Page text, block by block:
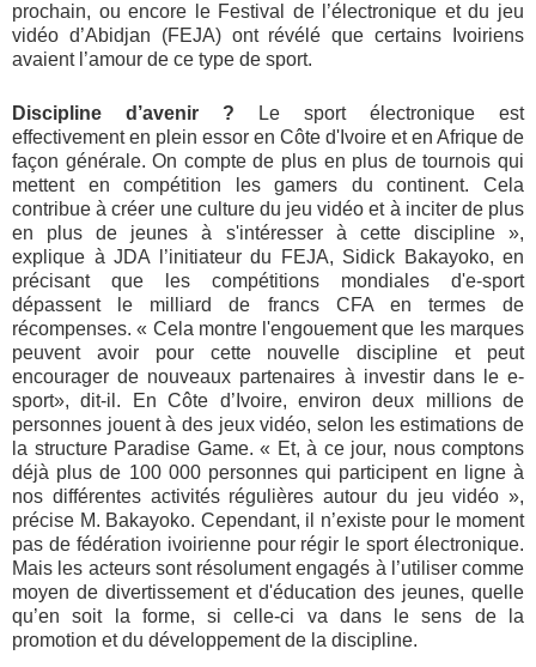
prochain, ou encore
le Festival de l’électronique et du jeu
vidéo d’Abidjan (FEJA) ont révélé que certains Ivoiriens
avaient l’amour de ce type de sport.
Discipline d’avenir ? Le sport électronique est
effectivement en plein essor en Côte d'Ivoire et en Afrique de
façon générale. On compte de plus en plus de tournois qui
mettent en compétition les gamers du continent. Cela
contribue à créer une culture du jeu vidéo et à inciter de plus
en plus de jeunes à s'intéresser à cette discipline »,
explique à JDA l’initiateur du FEJA, Sidick Bakayoko, en
précisant que les compétitions mondiales d'e-sport
dépassent le milliard de francs CFA en termes de
récompenses. « Cela montre l'engouement que les marques
peuvent avoir pour cette nouvelle discipline et peut
encourager de nouveaux partenaires à investir dans le e-
sport», dit-il. En Côte d’Ivoire, environ deux millions de
personnes jouent à des jeux vidéo, selon les estimations de
la structure Paradise Game. « Et, à ce jour, nous comptons
déjà plus de 100 000 personnes qui participent en ligne à
nos différentes activités régulières autour du jeu vidéo »,
précise M. Bakayoko. Cependant, il n’existe pour le moment
pas de fédération ivoirienne pour régir le sport électronique.
Mais les acteurs sont résolument engagés à l’utiliser comme
moyen de divertissement et d'éducation des jeunes, quelle
qu’en soit la forme, si celle-ci va dans le sens de la
promotion et du développement de la discipline.